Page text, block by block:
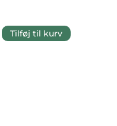
Tilføj til kurv